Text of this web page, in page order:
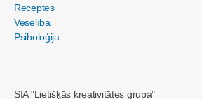
Receptes
Veselība
Psiholoģija
SIA "Lietišķās kreativitātes grupa"